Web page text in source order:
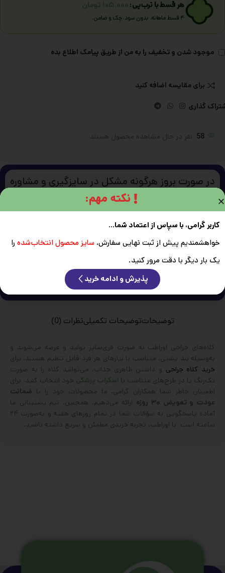
هر قسط با ترب‌پی:
۴ قسط ماهانه. بدون سود، چک و ضامن.
موجود شدن و تخفیف را به من از طریق پیامک اطلاع بده
برای مقایسه اضافه کنید
گذاری
58 نفر در حال مشاهده محصول هستند
در صورت بروز هرگونه مشکل در سایزگیری و مشاوره
خرید با ما ارتباط بگیرید.
توضیحاتتوضیحات تکمیلینظرات (0)
کلاه‌های جراحی اوراطب به صورت فری‌سایز تولید و عرضه می‌شوند و
به‌وسیله بند پشتی، متناسب با نیازهای هر فرد قابل تنظیم هستند. برای
خرید کلاه جراحی و داشتن ظاهری جذاب، می‌توانید کلاه را به صورت
تک‌رنگ یا در طرح‌های متناسب با
خود انتخاب کنید. برای
اطمینان خاطر شما همکاران گرامی، ما محصولات خود را با ضمانت
عودت و تعویض ۳۰ روزه
ارائه می‌دهیم. همچنین، تیم پشتیبانی ما
آماده پاسخگویی به سؤالات شما در تمام روزهای هفته و به‌صورت ۲۴
ساعته است. با اوراطب، تجربه‌ خریدی مطمئن و سریع داشته باشید.
نکته مهم:
کاربر گرامی، با سپاس از اعتماد شما...
خواهشمندیم پیش از ثبت نهایی سفارش، سایز محصول انتخاب‌شده را
یک بار دیگر با دقت مرور کنید.
پذیرش و ادامه خرید